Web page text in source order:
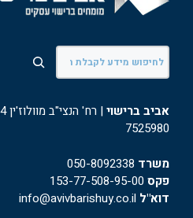
חיפוש
אביב ברישוי
7525980
משרד 050-8092338
פקס
דוא"ל